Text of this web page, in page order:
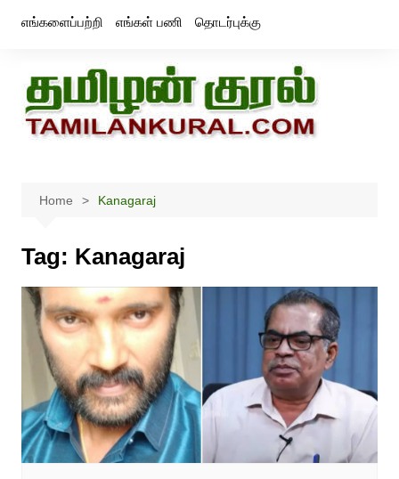
எங்களைப்பற்றி எங்கள் பணி தொடர்புக்கு
Home Kanagaraj
Tag: Kanagaraj